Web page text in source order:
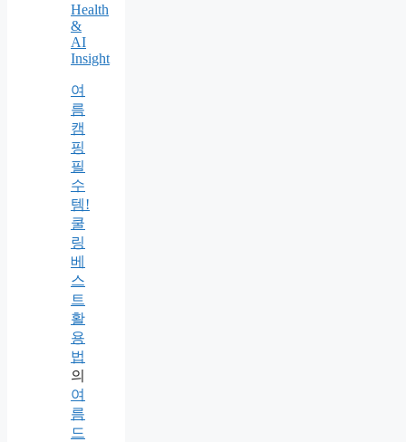
Health
&
AI
Insight
여
름
캠
핑
필
수
템!
쿨
링
베
스
트
활
용
법
의
여
름
드